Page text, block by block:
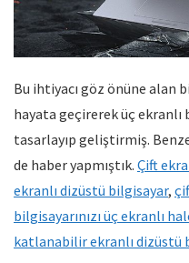
Bu ihtiyacı göz önüne
hayata geçirerek üç
tasarlayıp geliştirmiş.
de haber yapmıştık. Çift
ekranlı dizüstü bilgisayar,
bilgisayarınızı üç ekranlı
katlanabilir ekranlı dizüstü